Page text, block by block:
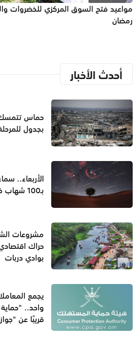
مواعيد فتح السوق المركزي للخضروات
رمضان
أحدث الأخبار
حماس تتمسك
بجدول
الأربعاء..
بـ100 شهاب في الساعة
مشروعات
حراك
بوادي دربات
يجمع
واحد..
قريبًا عن